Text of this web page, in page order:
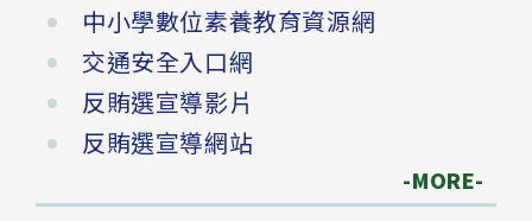
中小學數位素養教育資源網
交通安全入口網
反賄選宣導影片
反賄選宣導網站
-MORE-